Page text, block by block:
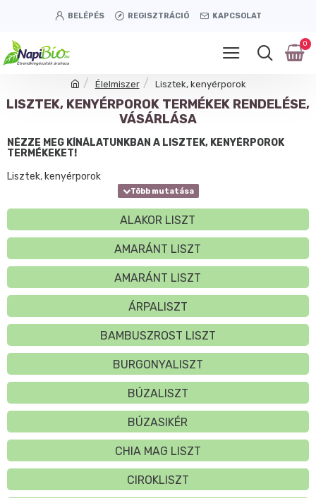
BELÉPÉS REGISZTRÁCIÓ KAPCSOLAT
0
Élelmiszer Lisztek, kenyérporok
LISZTEK, KENYÉRPOROK TERMÉKEK RENDELÉSE,
VÁSÁRLÁSA
NÉZZE MEG KÍNÁLATUNKBAN A LISZTEK, KENYÉRPOROK
TERMÉKEKET!
Lisztek, kenyérporok
ALAKOR LISZT
AMARÁNT LISZT
AMARÁNT LISZT
ÁRPALISZT
BAMBUSZROST LISZT
BURGONYALISZT
BÚZALISZT
BÚZASIKÉR
CHIA MAG LISZT
CIROKLISZT